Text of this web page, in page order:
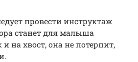
провести инструктаж
станет для малыша
на хвост, она не потерпит,